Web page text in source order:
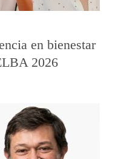
en bienestar
2026